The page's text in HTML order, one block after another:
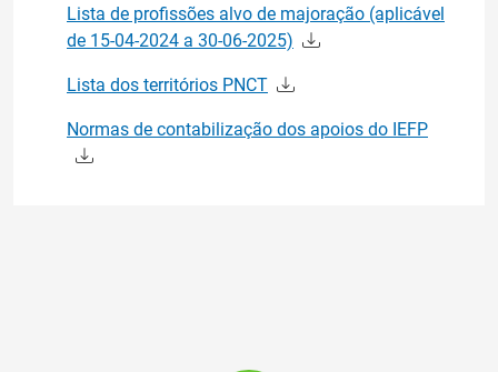
Lista de profissões alvo de majoração (aplicável
de 15-04-2024 a 30-06-2025)
Lista dos territórios PNCT
Normas de contabilização dos apoios do IEFP